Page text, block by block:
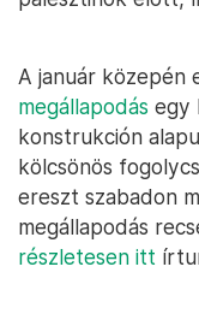
A január közepén
megállapodás egy
konstrukción
kölcsönös
ereszt szabadon
megállapodás
részletesen itt